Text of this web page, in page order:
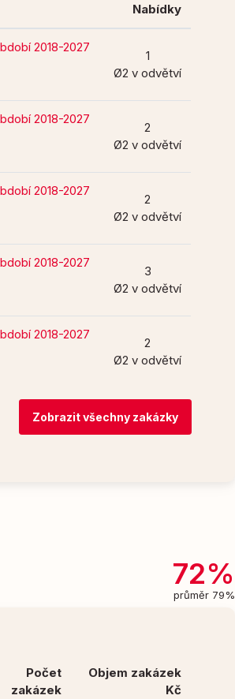
Nabídky
2018-2027
1
Ø2 v odvětví
2018-2027
2
Ø2 v odvětví
2018-2027
2
Ø2 v odvětví
2018-2027
3
Ø2 v odvětví
2018-2027
2
Ø2 v odvětví
Zobrazit všechny zakázky
72%
průměr 79%
Počet
zakázek
Objem zakázek
Kč